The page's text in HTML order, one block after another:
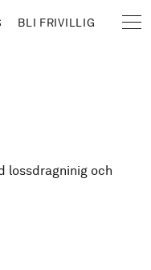
BLI FRIVILLIG
lossdragninig och